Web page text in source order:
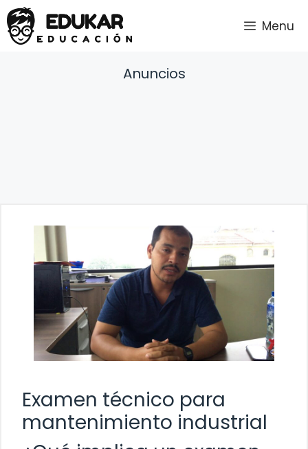
Saltar
al
contenido
Menu
Anuncios
Examen técnico para
mantenimiento industrial